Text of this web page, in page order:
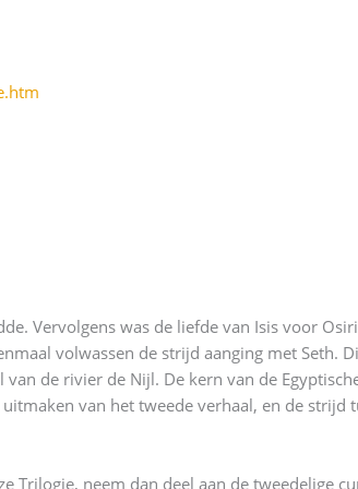
Vervolgens was de liefde van Isis voor
volwassen de strijd aanging met Seth.
de rivier de Nijl. De kern van de
van het tweede verhaal, en de strijd
Trilogie, neem dan deel aan de tweedelige